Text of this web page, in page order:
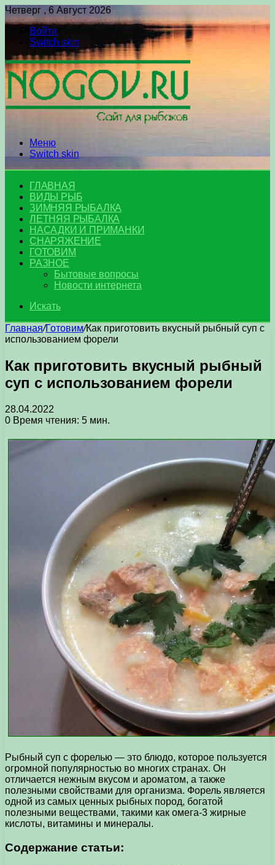
Четверг , 6 Август 2026
Войти
Switch skin
Меню
Switch skin
ГЛАВНАЯ
ВИДЫ РЫБ
ЗИМНЯЯ РЫБАЛКА
ЛЕТНЯЯ РЫБАЛКА
НАСАДКИ И ПРИМАНКИ
СНАРЯЖЕНИЕ
ГОТОВИМ
РАЗНОЕ
Бытовые вопросы
Новости интернета
Искать
Главная/Готовим/Как приготовить вкусный рыбный суп с
использованием форели
Как приготовить вкусный рыбный
суп с использованием форели
28.04.2022
0 Время чтения: 5 мин.
Рыбный суп с форелью — это блюдо, которое пользуется
огромной популярностью во многих странах. Он
отличается нежным вкусом и ароматом, а также
полезными свойствами для организма. Форель является
одной из самых ценных рыбных пород, богатой
полезными веществами, такими как омега-3 жирные
кислоты, витамины и минералы.
Содержание статьи: